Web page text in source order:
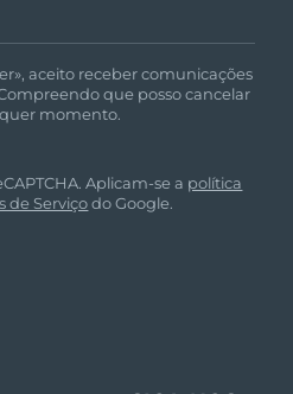
aceito receber comunicações
que posso cancelar
momento.
Aplicam-se a política
de Serviçodo Google.